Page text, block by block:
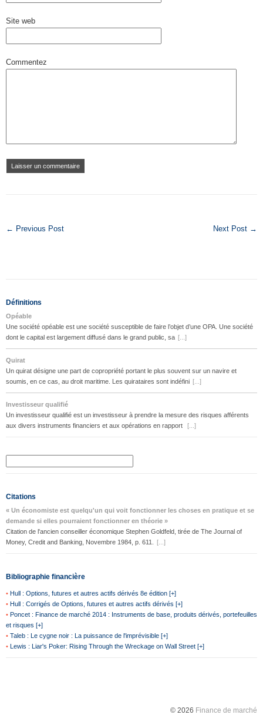
Site web
Commentez
← Previous Post Next Post →
Définitions
Opéable
Une société opéable est une société susceptible de faire l’objet d’une OPA. Une société
dont le capital est largement diffusé dans le grand public, sa [...]
Quirat
Un quirat désigne une part de copropriété portant le plus souvent sur un navire et
soumis, en ce cas, au droit maritime. Les quirataires sont indéfini [...]
Investisseur qualifié
Un investisseur qualifié est un investisseur à prendre la mesure des risques afférents
aux divers instruments financiers et aux opérations en rapport
[...]
Citations
« Un économiste est quelqu'un qui voit fonctionner les choses en pratique et se
demande si elles pourraient fonctionner en théorie »
Citation de l'ancien conseiller économique Stephen Goldfeld, tirée de The Journal of
Money, Credit and Banking, Novembre 1984, p. 611.
[...]
Bibliographie financière
• Hull : Options, futures et autres actifs dérivés 8e édition [+]
• Hull : Corrigés de Options, futures et autres actifs dérivés [+]
• Poncet : Finance de marché 2014 : Instruments de base, produits dérivés, portefeuilles
et risques [+]
• Taleb : Le cygne noir : La puissance de l'imprévisible [+]
• Lewis : Liar's Poker: Rising Through the Wreckage on Wall Street [+]
© 2026 Finance de marché